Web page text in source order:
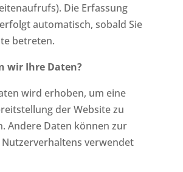
Die Erfassung
automatisch, sobald Sie
betreten.
wir Ihre Daten?
wird erhoben, um eine
der Website zu
Andere Daten können zur
Nutzerverhaltens verwendet